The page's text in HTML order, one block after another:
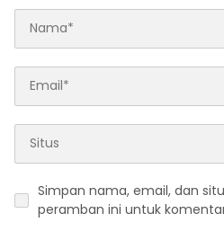
Simpan nama, email, dan
peramban ini untuk